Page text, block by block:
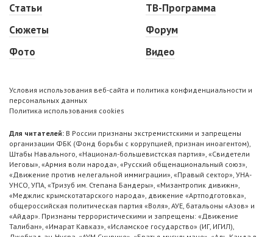
Статьи
Сюжеты
Фото
ТВ-Программа
Форум
Видео
Условия использования веб-сайта и политика конфиденциальности и
персональных данных
Политика использования cookies
Для читателей: В России признаны экстремистскими и запрещены
организации ФБК (Фонд борьбы с коррупцией, признан иноагентом),
Штабы Навального, «Национал-большевистская партия», «Свидетели
Иеговы», «Армия воли народа», «Русский общенациональный союз»,
«Движение против нелегальной иммиграции», «Правый сектор», УНА-
УНСО, УПА, «Тризуб им. Степана Бандеры», «Мизантропик дивижн»,
«Меджлис крымскотатарского народа», движение «Артподготовка»,
общероссийская политическая партия «Воля», АУЕ, батальоны «Азов» и
«Айдар». Признаны террористическими и запрещены: «Движение
Талибан», «Имарат Кавказ», «Исламское государство» (ИГ, ИГИЛ),